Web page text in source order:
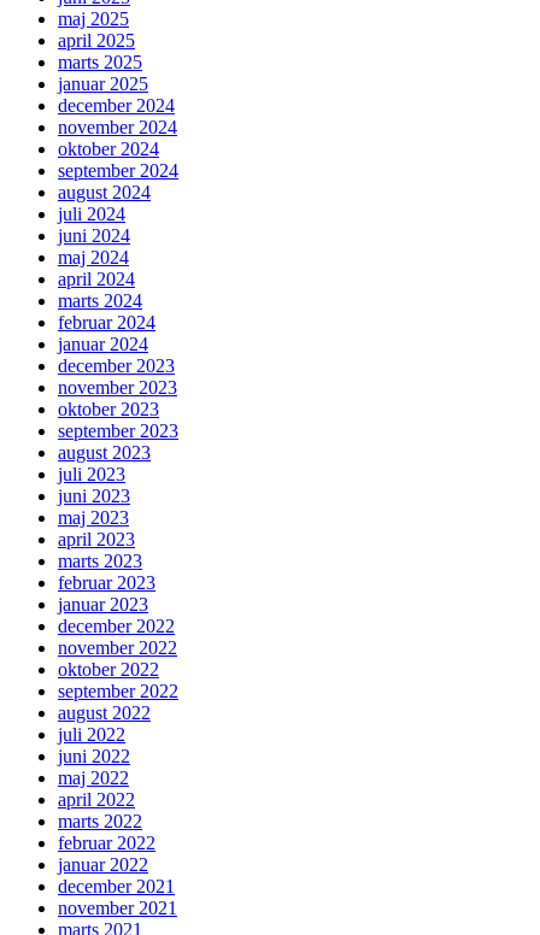
maj 2025
april 2025
marts 2025
januar 2025
december 2024
november 2024
oktober 2024
september 2024
august 2024
juli 2024
juni 2024
maj 2024
april 2024
marts 2024
februar 2024
januar 2024
december 2023
november 2023
oktober 2023
september 2023
august 2023
juli 2023
juni 2023
maj 2023
april 2023
marts 2023
februar 2023
januar 2023
december 2022
november 2022
oktober 2022
september 2022
august 2022
juli 2022
juni 2022
maj 2022
april 2022
marts 2022
februar 2022
januar 2022
december 2021
november 2021
marts 2021